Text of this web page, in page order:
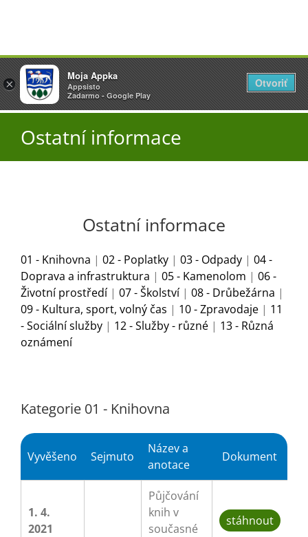
Přeskočit
na
obsah
Aktuality
Škola
Turistika
Hlášení závad
Kontakty
Ostatní informace
Ostatní informace
01 - Knihovna | 02 - Poplatky | 03 - Odpady | 04 -
Doprava a infrastruktura | 05 - Kamenolom | 06 -
Životní prostředí| 07 - Školství| 08 - Drůbežárna |
09 - Kultura, sport, volný čas | 10 - Zpravodaje | 11
- Sociální služby | 12 - Služby - různé | 13 - Různá
oznámení
Kategorie 01 - Knihovna
Vyvěšeno Sejmuto
Název a
anotace
Dokument
1. 4.
2021
Půjčování
knih v
současné
stáhnout
×
Vyžlovka
AppSisto
- In Google Play
Otevřít
×
Moja Appka
Appsisto
Zadarmo - Google Play
Otvoriť